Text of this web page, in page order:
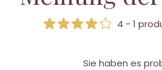
4 - 1
Sie haben es